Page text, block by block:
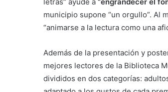
municipio supone “un orgullo”. Al
“animarse a la lectura como una
Además de la presentación y
mejores lectores de la Biblioteca
divididos en dos categorías: